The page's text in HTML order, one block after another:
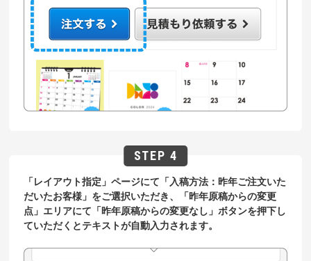
「レイアウト指定」ページにて「入稿方法：昨年ご注文いた
だいたお客様」をご選択いただき、「昨年原稿からの変更
点」エリアにて「昨年原稿からの変更なし」ボタンを押下し
ていただくとテキストが自動入力されます。